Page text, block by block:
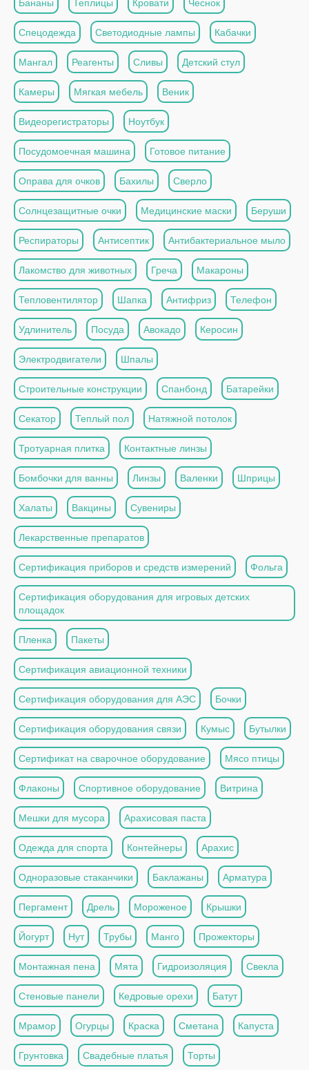
Спецодежда Светодиодные лампы Кабачки
Мангал Реагенты Сливы Детский стул
Камеры Мягкая мебель Веник
Видеорегистраторы Ноутбук
Посудомоечная машина Готовое питание
Оправа для очков Бахилы Сверло
Солнцезащитные очки Медицинские маски Беруши
Респираторы Антисептик Антибактериальное мыло
Лакомство для животных Греча Макароны
Тепловентилятор Шапка Антифриз Телефон
Удлинитель Посуда Авокадо Керосин
Электродвигатели Шпалы
Строительные конструкции Спанбонд Батарейки
Секатор Теплый пол Натяжной потолок
Тротуарная плитка Контактные линзы
Бомбочки для ванны Линзы Валенки Шприцы
Халаты Вакцины Сувениры
Лекарственные препаратов
Сертификация приборов и средств измерений Фольга
Сертификация оборудования для игровых детских
площадок
Пленка Пакеты
Сертификация авиационной техники
Сертификация оборудования для АЭС Бочки
Сертификация оборудования связи Кумыс Бутылки
Сертификат на сварочное оборудование Мясо птицы
Флаконы Спортивное оборудование Витрина
Мешки для мусора Арахисовая паста
Одежда для спорта Контейнеры Арахис
Одноразовые стаканчики Баклажаны Арматура
Пергамент Дрель Мороженое Крышки
Йогурт Нут Трубы Манго Прожекторы
Монтажная пена Мята Гидроизоляция Свекла
Стеновые панели Кедровые орехи Батут
Мрамор Огурцы Краска Сметана Капуста
Грунтовка Свадебные платья Торты